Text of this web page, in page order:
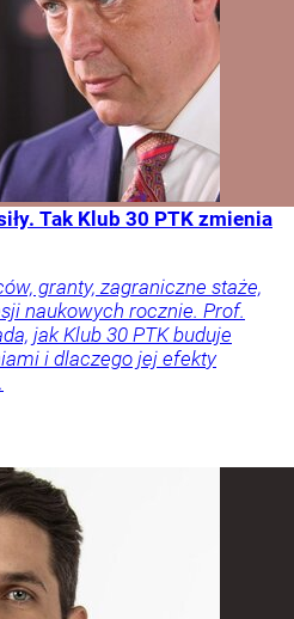
Tak Klub 30 PTK zmienia
granty, zagraniczne staże,
naukowych rocznie. Prof.
jak Klub 30 PTK buduje
i dlaczego jej efekty